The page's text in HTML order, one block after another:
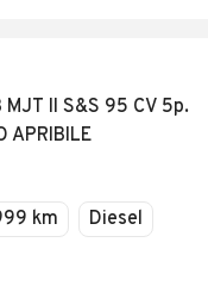
MJT II S&S 95 CV 5p.
APRIBILE
km
Diesel